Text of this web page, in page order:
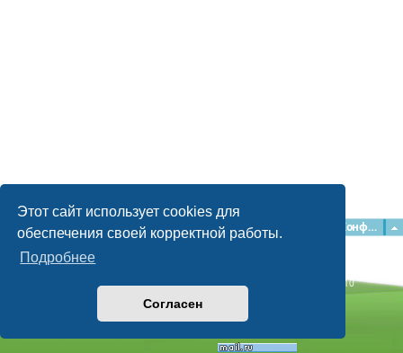
Этот сайт использует cookies для
обеспечения своей корректной работы.
Подробнее
Согласен
Главная Форумы Конфиденциальность
Наша команда
Time: 0.039s| Peak Memory Usage: 2.15 МБ | GZIP: Off |
Queries: 10
© phpBB Guru, 2004—2026
Powered by
Style byArtodia